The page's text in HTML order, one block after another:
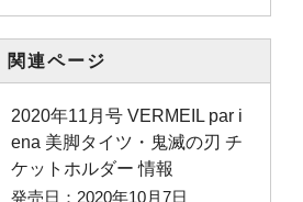
関連ページ
2020年11月号 VERMEIL par i
ena 美脚タイツ・鬼滅の刃 チ
ケットホルダー 情報
発売日：2020年10月7日